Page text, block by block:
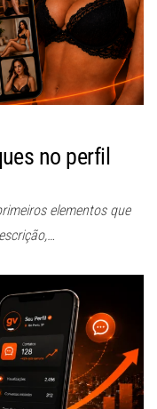
no perfil
elementos que